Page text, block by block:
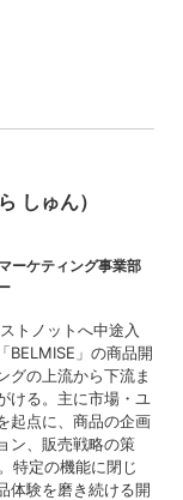
しゅん）
ーケティング事業部
トノットへ中途入
BELMISE」の商品開
グの上流から下流ま
ける。主に市場・ユ
起点に、商品の企画
ン、販売戦略の策
特定の機能に閉じ
体験を磨き続ける開